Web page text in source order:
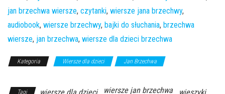
jan brzechwa wiersze, czytanki, wiersze jana brzechwy,
audiobook, wiersze brzechwy, bajki do słuchania, brzechwa
wiersze, jan brzechwa, wiersze dla dzieci brzechwa
Kategoria Wiersze dla dzieci Jan Brzechwa
Tagi wiersze jan brzechwa